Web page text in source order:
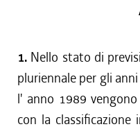
1. Nello stato di
pluriennale per gli
l' anno 1989
con la classificazione